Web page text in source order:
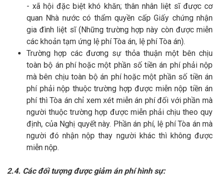
- xã hội đặc biệt khó khăn; thân nhân liệt sĩ được cơ
quan Nhà nước có thẩm quyền cấp Giấy chứng nhận
gia đình liệt sĩ (Những trường hợp này còn được miễn
các khoản tạm ứng lệ phí Tòa án, lệ phí Tòa án).
Trường hợp các đương sự thỏa thuận một bên chịu
toàn bộ án phí hoặc một phần số tiền án phí phải nộp
mà bên chịu toàn bộ án phí hoặc một phần số tiền án
phí phải nộp thuộc trường hợp được miễn nộp tiền án
phí thì Tòa án chỉ xem xét miễn án phí đối với phần mà
người thuộc trường hợp được miễn phải chịu theo quy
định, của Nghị quyết này. Phần án phí, lệ phí Tòa án mà
người đó nhận nộp thay người khác thì không được
miễn nộp.
2.4. Các đối tượng được giảm án phí hình sự: